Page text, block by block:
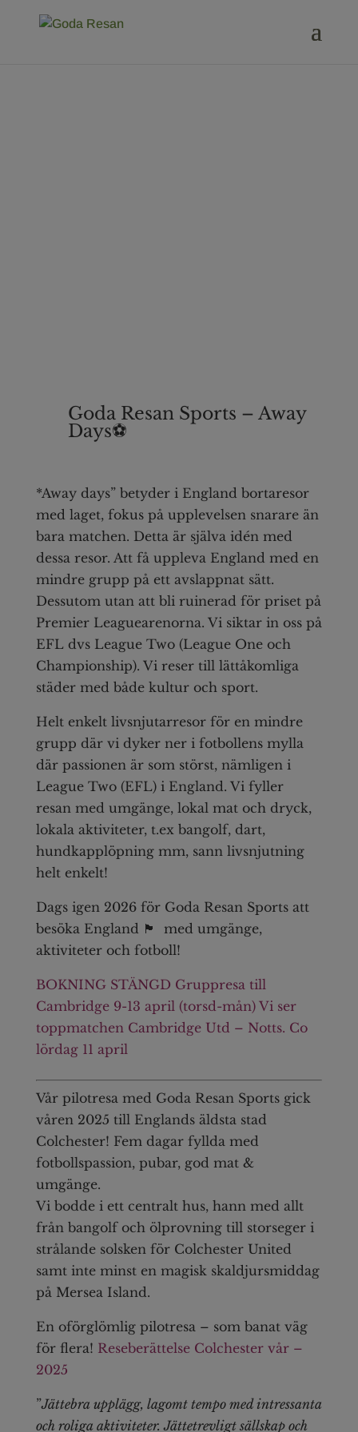
Goda Resan Sports – Away
Days⚽️
*Away days” betyder i England bortaresor
med laget, fokus på upplevelsen snarare än
bara matchen. Detta är själva idén med
dessa resor. Att få uppleva England med en
mindre grupp på ett avslappnat sätt.
Dessutom utan att bli ruinerad för priset på
Premier Leaguearenorna. Vi siktar in oss på
EFL dvs League Two (League One och
Championship). Vi reser till lättåkomliga
städer med både kultur och sport.
Helt enkelt livsnjutarresor för en mindre
grupp där vi dyker ner i fotbollens mylla
där passionen är som störst, nämligen i
League Two (EFL) i England. Vi fyller
resan med umgänge, lokal mat och dryck,
lokala aktiviteter, t.ex bangolf, dart,
hundkapplöpning mm, sann livsnjutning
helt enkelt!
Dags igen 2026 för Goda Resan Sports att
besöka England 🏴󠁧󠁢󠁥󠁮󠁧󠁿 med umgänge,
aktiviteter och fotboll!
BOKNING STÄNGD Gruppresa till
Cambridge 9-13 april (torsd-mån) Vi ser
toppmatchen Cambridge Utd – Notts. Co
lördag 11 april
Vår pilotresa med Goda Resan Sports gick
våren 2025 till Englands äldsta stad
Colchester! Fem dagar fyllda med
fotbollspassion, pubar, god mat &
umgänge.
Vi bodde i ett centralt hus, hann med allt
från bangolf och ölprovning till storseger i
strålande solsken för Colchester United
samt inte minst en magisk skaldjursmiddag
på Mersea Island.
En oförglömlig pilotresa – som banat väg
för flera! Reseberättelse Colchester vår –
2025
”Jättebra upplägg, lagomt tempo med intressanta
och roliga aktiviteter. Jättetrevligt sällskap och